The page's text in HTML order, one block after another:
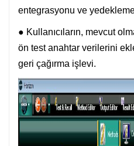
entegrasyonu ve
● Kullanıcıların, mevcut
ön test anahtar verilerini
geri çağırma işlevi.